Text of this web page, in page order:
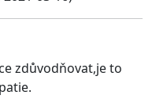
zdůvodňovat,je to